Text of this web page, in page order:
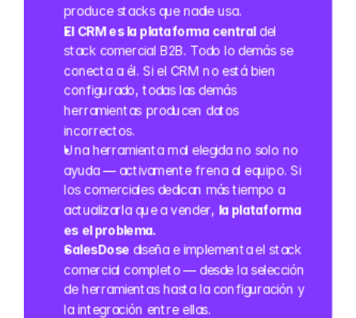
produce stacks que nadie usa.
El CRM es la plataforma central del
stack comercial B2B. Todo lo demás se
conecta a él. Si el CRM no está bien
configurado, todas las demás
herramientas producen datos
incorrectos.
Una herramienta mal elegida no solo no
ayuda — activamente frena al equipo. Si
los comerciales dedican más tiempo a
actualizarla que a vender, la plataforma
es el problema.
SalesDose diseña e implementa el stack
comercial completo — desde la selección
de herramientas hasta la configuración y
la integración entre ellas.